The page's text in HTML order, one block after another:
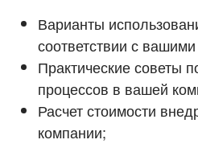
Варианты
соответствии с
Практические советы
процессов в вашей
Расчет стоимости
компании;